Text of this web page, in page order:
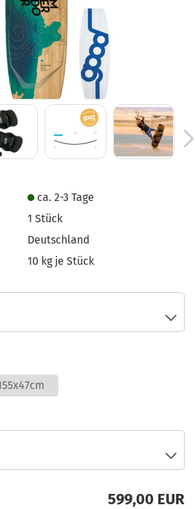
ca. 2-3 Tage
1Stück
Deutschland
10 kg je Stück
599,00 EUR